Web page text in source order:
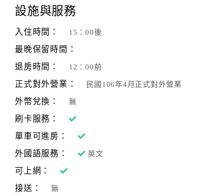
劃
商
宣
傳
設施與服務
入住時間： 15：00後
最晚保留時間：
退房時間：
12：00前
正式對外營業： 民國106年4月正式對外營業
外幣兌換： 無
刷卡服務：
單車可進房：
外國語服務：
英文
可上網：
接送：
無